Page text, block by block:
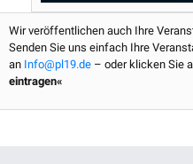
Wir veröffentlichen auch Ihre
Senden Sie uns einfach Ihre
an Info@pl19.de – oder klicken Sie
eintragen«